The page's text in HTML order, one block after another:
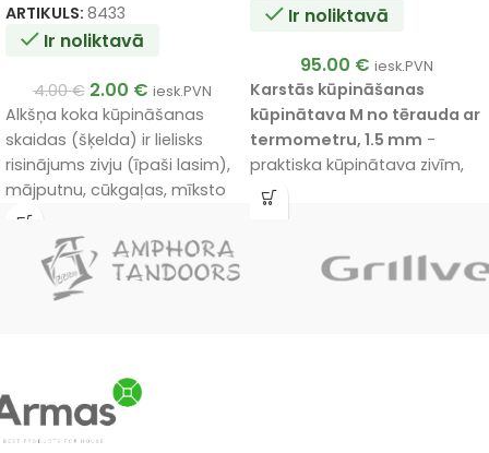
ARTIKULS: 8433
Ir noliktavā
4.00€ 2.00 € iesk.PVN
Alkšņa koka kūpināšanas
skaidas (šķelda) ir lielisks
risinājums zivju (īpaši lasim),
mājputnu, cūkgaļas, mīksto
sieru un dārzeņu kūpināšanai.
Ir noliktavā
95.00 € iesk.PVN
Karstās kūpināšanas
kūpinātava M no tērauda ar
termometru, 1.5 mm -
praktiska kūpinātava zivīm,
gaļai, speķim, sieram un
unprofesionāls